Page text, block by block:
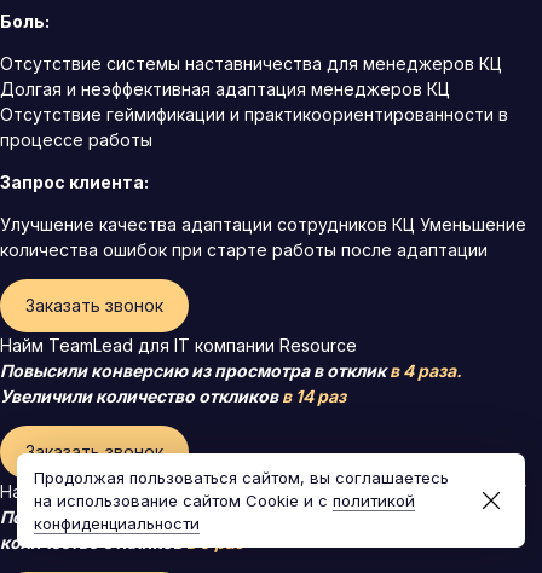
Боль:
Отсутствие системы наставничества для менеджеров КЦ
Долгая и неэффективная адаптация менеджеров КЦ
Отсутствие геймификации и практикоориентированности в
процессе работы
Запрос клиента:
Улучшение качества адаптации сотрудников КЦ Уменьшение
количества ошибок при старте работы после адаптации
Заказать звонок
Найм TeamLead для IT компании Resource
Повысили конверсию из просмотра в откликв 4 раза.
Увеличили количество откликовв 14 раз
Заказать звонок
Найм руководителя отдела продаж для компании “SwiftTide”
Повысили конверсию в найме
в 2,4 раза, увеличили
количество откликов
Продолжая пользоваться сайтом, вы соглашаетесь
на использование сайтом Cookie и с политикой
конфиденциальности